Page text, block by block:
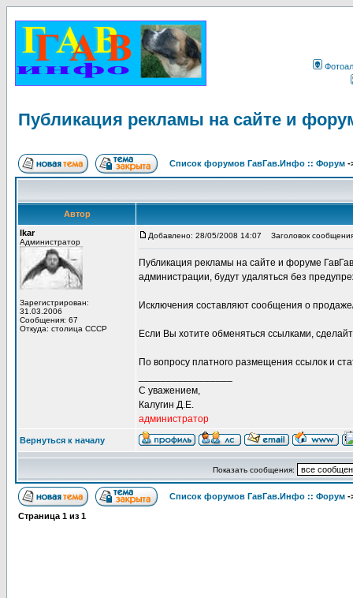
Публикация рекламы на сайте и
Список форумов ГавГав.Инфо :: Форум -
Автор
Ikar
Администратор
Зарегистрирован:
31.03.2006
Сообщения: 67
Откуда: столица СССР
Добавлено: 28/05/2008 14:07 Заголовок
Публикация рекламы на сайте и форуме
администрации, будут удаляться без
Исключения составляют сообщения о
Если Вы хотите обменяться ссылками,
По вопросу платного размещения ссылок и
С уважением,
Калугин Д.Е.
администратор
Вернуться к началу
Показать сообщения:
Список форумов ГавГав.Инфо :: Форум -
Страница 1 из 1